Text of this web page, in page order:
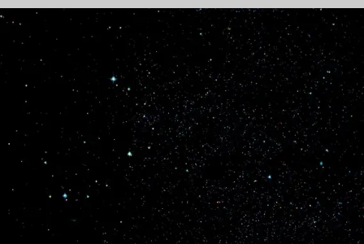
Novos satélites Starshield serão lançados a 11
de Maio
A empresa norte-americana SpaceX vai colocar em órbita
novos satélites Starshield. Esta será a missão NROL-172 e o
lançamento está previsto para as 2228UTC do dia 11 de Maio
de 2026. O lançamento será realizado pelo foguetão Falcon 9-
638 (B1103.2) ... Continue lendo
Ver no Facebook
Boletim Em Órbita e Astronomia no
Zênite
3 meses atrás